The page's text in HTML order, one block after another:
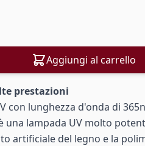
Aggiungi al carrello
prestazioni
con lunghezza d'onda di
una lampada UV molto
artificiale del legno e la